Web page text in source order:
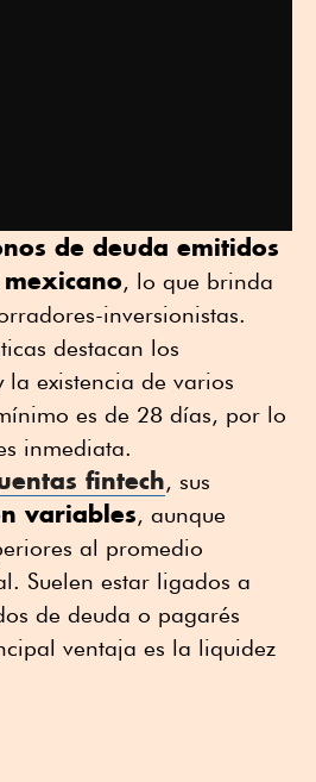
de deuda emitidos
, lo que brinda
inversionistas.
destacan los
la existencia de varios
es de 28 días, por lo
inmediata.
fintech, sus
variables, aunque
al promedio
Suelen estar ligados a
de deuda o pagarés
ventaja es la liquidez